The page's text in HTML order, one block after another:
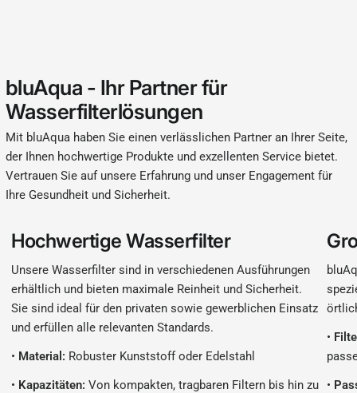
bluAqua - Ihr Partner für
Wasserfilterlösungen
Mit bluAqua haben Sie einen verlässlichen Partner an Ihrer Seite,
der Ihnen hochwertige Produkte und exzellenten Service bietet.
Vertrauen Sie auf unsere Erfahrung und unser Engagement für
Ihre Gesundheit und Sicherheit.
Hochwertige Wasserfilter
Unsere Wasserfilter sind in verschiedenen Ausführungen
erhältlich und bieten maximale Reinheit und Sicherheit.
Sie sind ideal für den privaten sowie gewerblichen Einsatz
und erfüllen alle relevanten Standards.
• Material: Robuster Kunststoff oder Edelstahl
• Kapazitäten: Von kompakten, tragbaren Filtern bis hin zu
•
•